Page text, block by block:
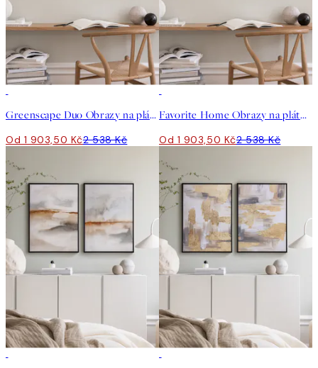
Greenscape Duo Obrazy na plátně Duo
Od 1 903,50 Kč2 538 Kč
Favorite Home Obrazy na plátně Duo
Od 1 903,50 Kč2 538 Kč